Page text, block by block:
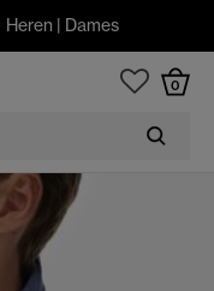
Heren | Dames
0